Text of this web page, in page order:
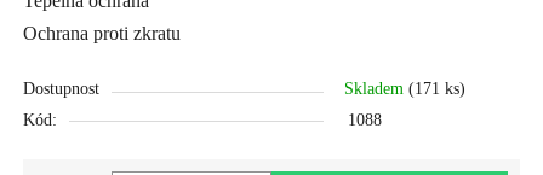
Ochrana proti zkratu
Dostupnost Skladem (171 ks)
Kód:
1088